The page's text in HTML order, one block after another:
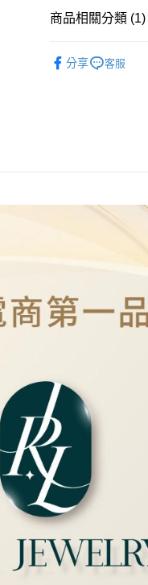
街口支付
免運費
商品相關分類 (1)
分享
客服